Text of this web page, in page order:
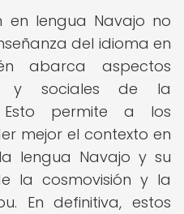
en lengua Navajo no
del idioma en
abarca aspectos
y sociales de la
Esto permite a los
mejor el contexto en
lengua Navajo y su
la cosmovisión y la
En definitiva, estos